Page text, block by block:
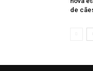
de